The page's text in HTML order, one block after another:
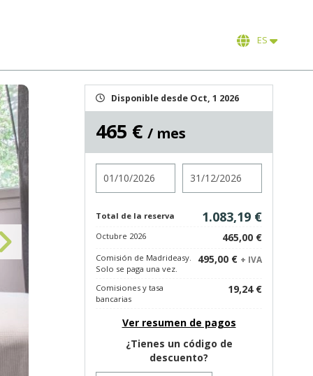
ES
Disponible desde Oct, 1 2026
465 € / mes
Total de la reserva 1.083,19 €
Octubre 2026 465,00 €
Comisión de Madrideasy.
Solo se paga una vez.
495,00 € + IVA
Comisiones y tasa
bancarias
19,24 €
Ver resumen de pagos
¿Tienes un código de
descuento?